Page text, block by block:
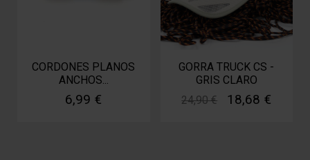
CORDONES PLANOS
ANCHOS...
6,99 €
GORRA TRUCK CS -
GRIS CLARO
24,90 €
18,68 €